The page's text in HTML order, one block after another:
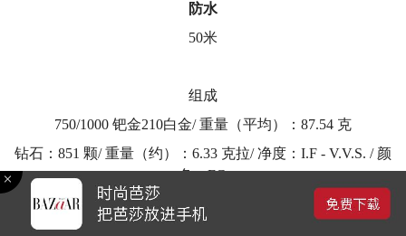
防水
50米
组成
750/1000 钯金210白金/ 重量（平均）：87.54 克
钻石：851 颗/ 重量（约）：6.33 克拉/ 净度：I.F - V.V.S. / 颜
色：FG